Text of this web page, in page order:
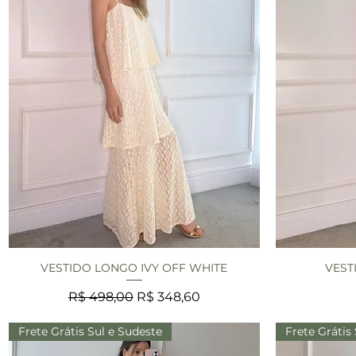
Visualização rápida
VESTIDO LONGO IVY OFF WHITE
Preço normal
R$ 498,00 Preço promocional
R$ 348,60
Frete Grátis Sul e Sudeste Frete Grátis